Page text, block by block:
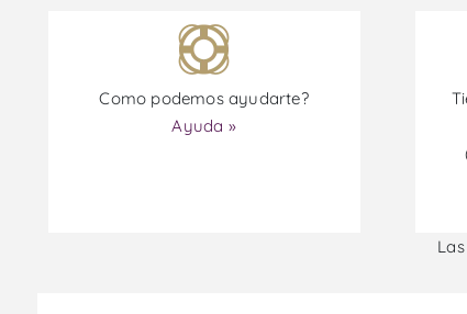
Como podemos ayudarte?
Ayuda »